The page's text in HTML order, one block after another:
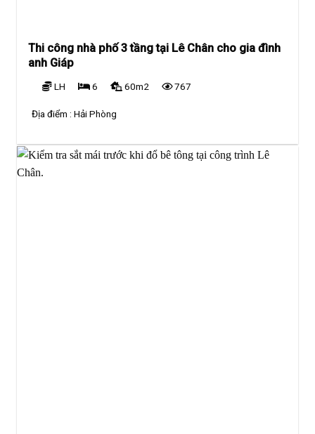
Thi công nhà phố 3 tầng tại Lê Chân cho gia đình
anh Giáp
LH 6 60m2 767
Địa điểm :Hải Phòng